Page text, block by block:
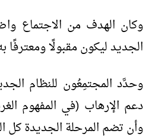
وكان الهدف من الاجتماع
الجديد ليكون مقبولًا ومعترفًا
وحدَّد المجتمِعُون للنظام
دعم الإرهاب (في المفهوم
وأن تضم المرحلة الجديدة